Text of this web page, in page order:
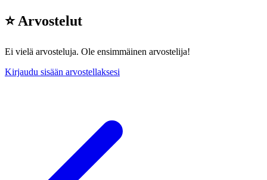
⭐ Arvostelut
Ei vielä arvosteluja. Ole ensimmäinen arvostelija!
Kirjaudu sisään arvostellaksesi